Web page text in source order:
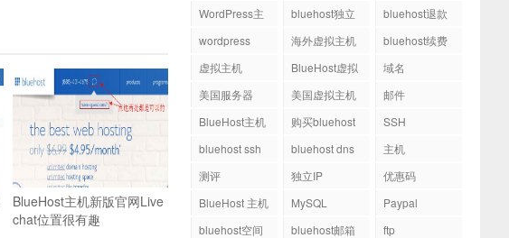
BlueHost主机新版官网Live
chat位置很有趣
WordPress主
bluehost独立
bluehost退款
wordpress
海外虚拟主机
bluehost续费
虚拟主机
BlueHost虚拟
域名
美国服务器
美国虚拟主机
邮件
BlueHost主机
购买bluehost
SSH
bluehost ssh
bluehost dns
主机
测评
独立IP
优惠码
BlueHost 主机
MySQL
Paypal
bluehost空间
bluehost邮箱
ftp